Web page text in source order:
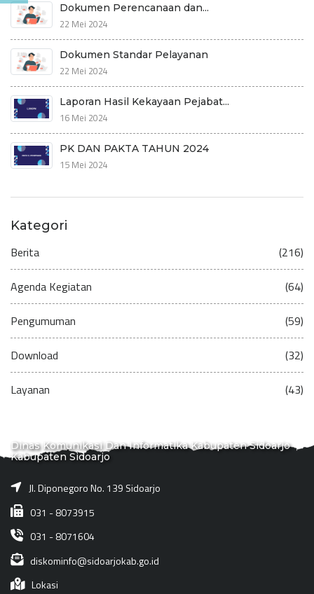
Dokumen Perencanaan dan...
22 Mei 2024
Dokumen Standar Pelayanan
22 Mei 2024
Laporan Hasil Kekayaan Pejabat...
16 Mei 2024
PK DAN PAKTA TAHUN 2024
15 Mei 2024
Kategori
Berita (216)
Agenda Kegiatan (64)
Pengumuman (59)
Download (32)
Layanan (43)
Dinas Komunikasi Dan Informatika Kabupaten Sidoarjo
Kabupaten Sidoarjo
Jl. Diponegoro No. 139 Sidoarjo
031 - 8073915
031 - 8071604
diskominfo@sidoarjokab.go.id
Lokasi